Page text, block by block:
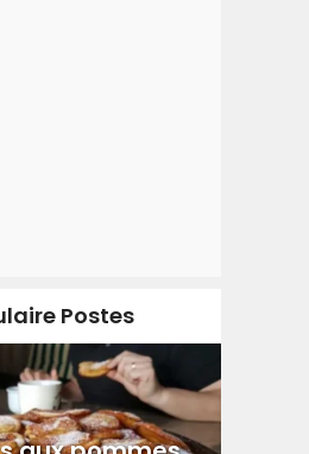
Postes